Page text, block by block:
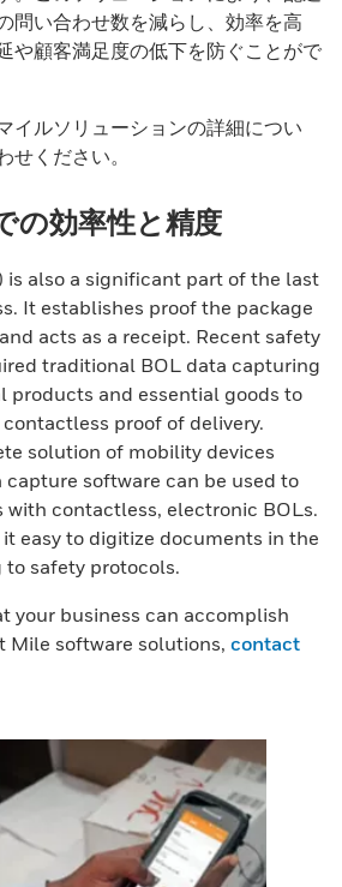
問い合わせ数を減らし、効率を高
や顧客満足度の低下を防ぐことがで
イルソリューションの詳細につい
せください。
の効率性と精度
is also a significant part of the last
It establishes proof the package
acts as a receipt. Recent safety
traditional BOL data capturing
products and essential goods to
proof of delivery.
solution of mobility devices
software can be used to
with contactless, electronic BOLs.
easy to digitize documents in the
safety protocols.
your business can accomplish
Mile software solutions, contact